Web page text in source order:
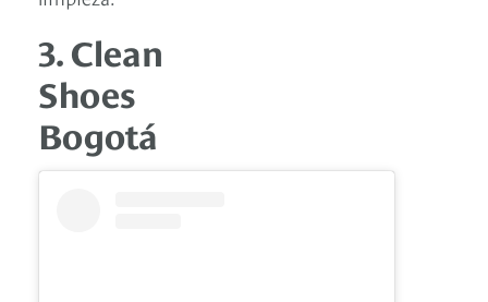
3. Clean
Shoes
Bogotá